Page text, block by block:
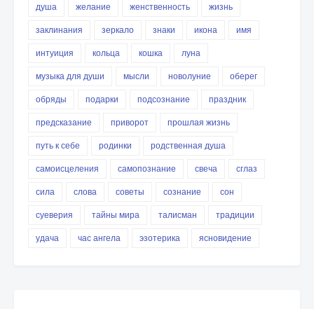
душа
желание женственность
жизнь
заклинания
зеркало знаки икона
имя
интуиция
кольца кошка
луна
музыка для души
мысли новолуние
оберег
обряды
подарки подсознание
праздник
предсказание
приворот
прошлая жизнь
путь к себе
родинки
родственная душа
самоисцеления
самопознание свеча
сглаз
сила
слова советы сознание
сон
суеверия
тайны мира талисман
традиции
удача
час ангела эзотерика ясновидение